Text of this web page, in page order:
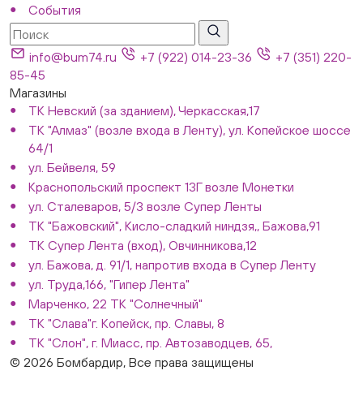
События
info@bum74.ru +7 (922) 014-23-36
+7 (351) 220-
85-45
Магазины
ТК Невский (за зданием), Черкасская,17
ТК "Алмаз" (возле входа в Ленту), ул. Копейское шоссе
64/1
ул. Бейвеля, 59
Краснопольский проспект 13Г возле Монетки
ул. Сталеваров, 5/3 возле Супер Ленты
ТК "Бажовский", Кисло-сладкий ниндзя,, Бажова,91
ТК Супер Лента (вход), Овчинникова,12
ул. Бажова, д. 91/1, напротив входа в Супер Ленту
ул. Труда,166, "Гипер Лента"
Марченко, 22 ТК "Солнечный"
ТК "Слава"г. Копейск, пр. Славы, 8
ТК "Слон", г. Миасс, пр. Автозаводцев, 65,
© 2026 Бомбардир, Все права защищены